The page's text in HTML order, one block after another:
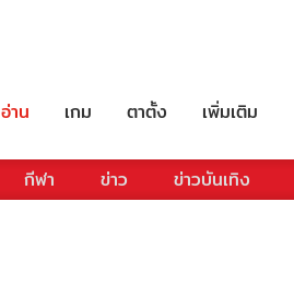
อ่าน เกม ตาตั้ง เพิ่มเติม
กีฬา ข่าว ข่าวบันเทิง